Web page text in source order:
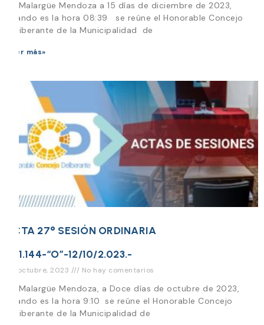
En Malargüe Mendoza a 15 días de diciembre de 2023,
cuando es la hora 08:39 se reúne el Honorable Concejo
Deliberante de la Municipalidad de
Leer más»
ACTA 27° SESIÓN ORDINARIA
N°1.144-“O”-12/10/2.023.-
24 octubre, 2023 No hay comentarios
En Malargüe Mendoza, a Doce días de octubre de 2023,
cuando es la hora 9:10 se reúne el Honorable Concejo
Deliberante de la Municipalidad de